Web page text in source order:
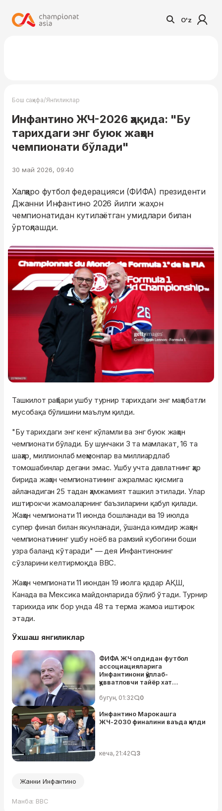
O'z
Бош саҳифа/Янгиликлар
Инфантино ЖЧ-2026 ҳақида: "Бу
тарихдаги энг буюк жаҳон
чемпионати бўлади"
30 май 2026, 09:40
Халқаро футбол федерацияси (ФИФА) президенти
Джанни Инфантино 2026 йилги жаҳон
чемпионатидан кутилаётган умидлари билан
ўртоқлашди.
Ташкилот раҳбари ушбу турнир тарихдаги энг маҳобатли
мусобақа бўлишини маълум қилди.
"Бу тарихдаги энг кенг кўламли ва энг буюк жаҳон
чемпионати бўлади. Бу шунчаки 3 та мамлакат, 16 та
шаҳар, миллионлаб меҳмонлар ва миллиардлаб
томошабинлар дегани эмас. Ушбу учта давлатнинг ҳар
бирида жаҳон чемпионатининг ажралмас қисмига
айланадиган 25 тадан ҳамжамият ташкил этилади. Улар
иштирокчи жамоаларнинг баъзиларини қабул қилади.
Жаҳон чемпионати 11 июнда бошланади ва 19 июлда
супер финал билан якунланади, ўшанда кимдир жаҳон
чемпионатининг ушбу ноёб ва рамзий кубогини боши
узра баланд кўтаради" — дея Инфантинонинг
сўзларини келтирмоқда BBC.
Жаҳон чемпионати 11 июндан 19 июлга қадар АҚШ,
Канада ва Мексика майдонларида бўлиб ўтади. Турнир
тарихида илк бор унда 48 та терма жамоа иштирок
этади.
Ўхшаш янгиликлар
ФИФА ЖЧ олдидан футбол
ассоциацияларига
Инфантинони қўллаб-
қувватловчи тайёр хат
аллақачон ташкилот раҳбарлари
бугун, 01:32 0
Инфантино Марокашга
ЖЧ-2030 финалини ваъда қилди
кеча, 21:42 3
Жанни Инфантино
Манба: BBC